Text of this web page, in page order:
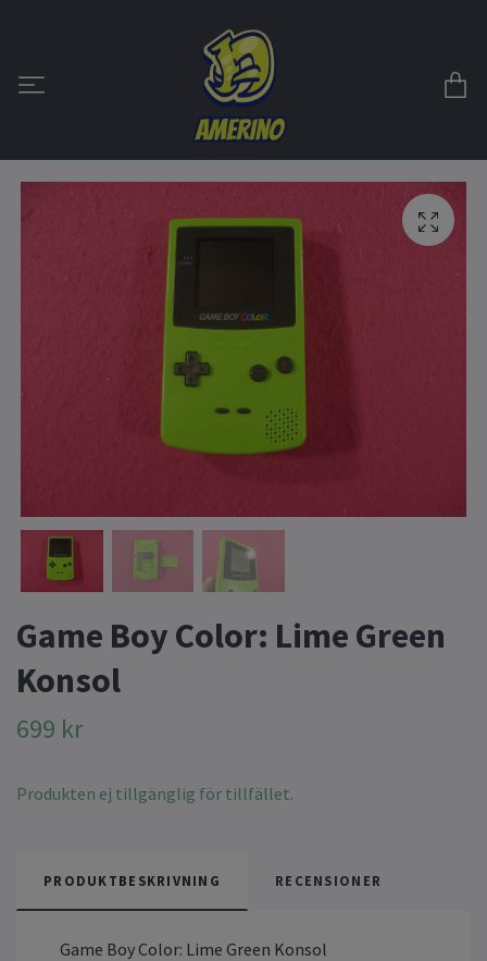
Game Boy Color: Lime Green
Konsol
699 kr
Produkten ej tillgänglig för tillfället.
PRODUKTBESKRIVNING RECENSIONER
Game Boy Color: Lime Green Konsol